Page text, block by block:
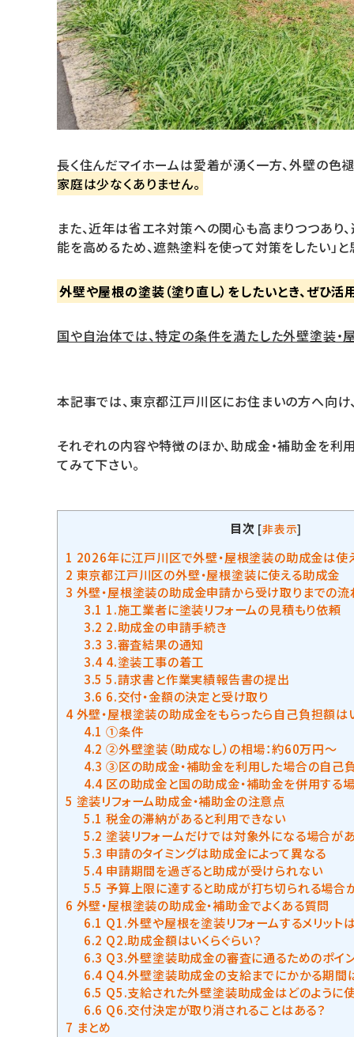
長く住んだマイホームは愛着が湧く一方、外壁の色
家庭は少なくありません。
また、近年は省エネ対策への関心も高まりつつあり
能を高めるため、遮熱塗料を使って対策をしたい」
外壁や屋根の塗装（塗り直し）をしたいとき、ぜひ活
国や自治体では、特定の条件を満たした外壁塗装・
本記事では、東京都江戸川区にお住まいの方へ向
それぞれの内容や特徴のほか、助成金・補助金を利
てみて下さい。
目次 [非表示]
1 2026年に江戸川区で外壁・屋根塗装の助成金は使
2 東京都江戸川区の外壁・屋根塗装に使える助成金
3 外壁・屋根塗装の助成金申請から受け取りまでの流
3.1 1.施工業者に塗装リフォームの見積もり依頼
3.2 2.助成金の申請手続き
3.3 3.審査結果の通知
3.4 4.塗装工事の着工
3.5 5.請求書と作業実績報告書の提出
3.6 6.交付・金額の決定と受け取り
4外壁・屋根塗装の助成金をもらったら自己負担額は
4.1 ①条件
4.2 ②外壁塗装（助成なし）の相場：約60万円～
4.3 ③区の助成金・補助金を利用した場合の自己
4.4 区の助成金と国の助成金・補助金を併用する
5 塗装リフォーム助成金・補助金の注意点
5.1 税金の滞納があると利用できない
5.2 塗装リフォームだけでは対象外になる場合が
5.3 申請のタイミングは助成金によって異なる
5.4 申請期間を過ぎると助成が受けられない
5.5 予算上限に達すると助成が打ち切られる場合
6 外壁・屋根塗装の助成金・補助金でよくある質問
6.1 Q1.外壁や屋根を塗装リフォームするメリット
6.2 Q2.助成金額はいくらぐらい？
6.3 Q3.外壁塗装助成金の審査に通るためのポイ
6.4 Q4.外壁塗装助成金の支給までにかかる期間
6.5 Q5.支給された外壁塗装助成金はどのように使
6.6 Q6.交付決定が取り消されることはある？
7 まとめ